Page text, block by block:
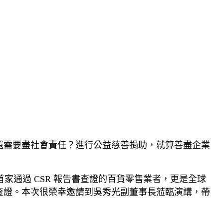
要盡社會責任？進行公益慈善捐助，就算善盡企業
通過 CSR 報告書查證的百貨零售業者，更是全球
。本次很榮幸邀請到吳秀光副董事長蒞臨演講，帶